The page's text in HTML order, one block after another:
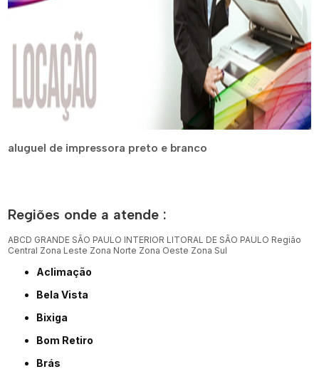
aluguel de impressora preto e branco
Regiões onde a atende :
ABCD GRANDE SÃO PAULO INTERIOR LITORAL DE SÃO PAULO Região
Central Zona Leste Zona Norte Zona Oeste Zona Sul
Aclimação
Bela Vista
Bixiga
Bom Retiro
Brás